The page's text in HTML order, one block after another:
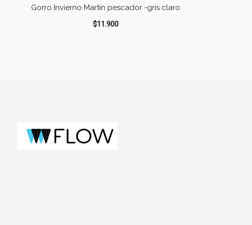
Gorro Invierno Martín pescador -gris claro
$11.900